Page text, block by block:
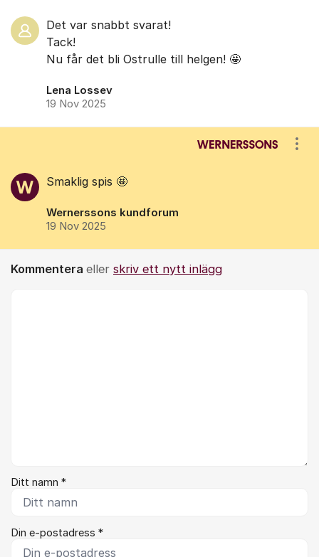
Det var snabbt svarat!
Tack!
Nu ​får det bli Ostrulle till helgen! 🤩
Lena Lossev
19 Nov 2025
Smaklig spis 🤩
Wernerssons kundforum
19 Nov 2025
Kommentera eller skriv ett nytt inlägg
Ditt namn *
Din e-postadress *